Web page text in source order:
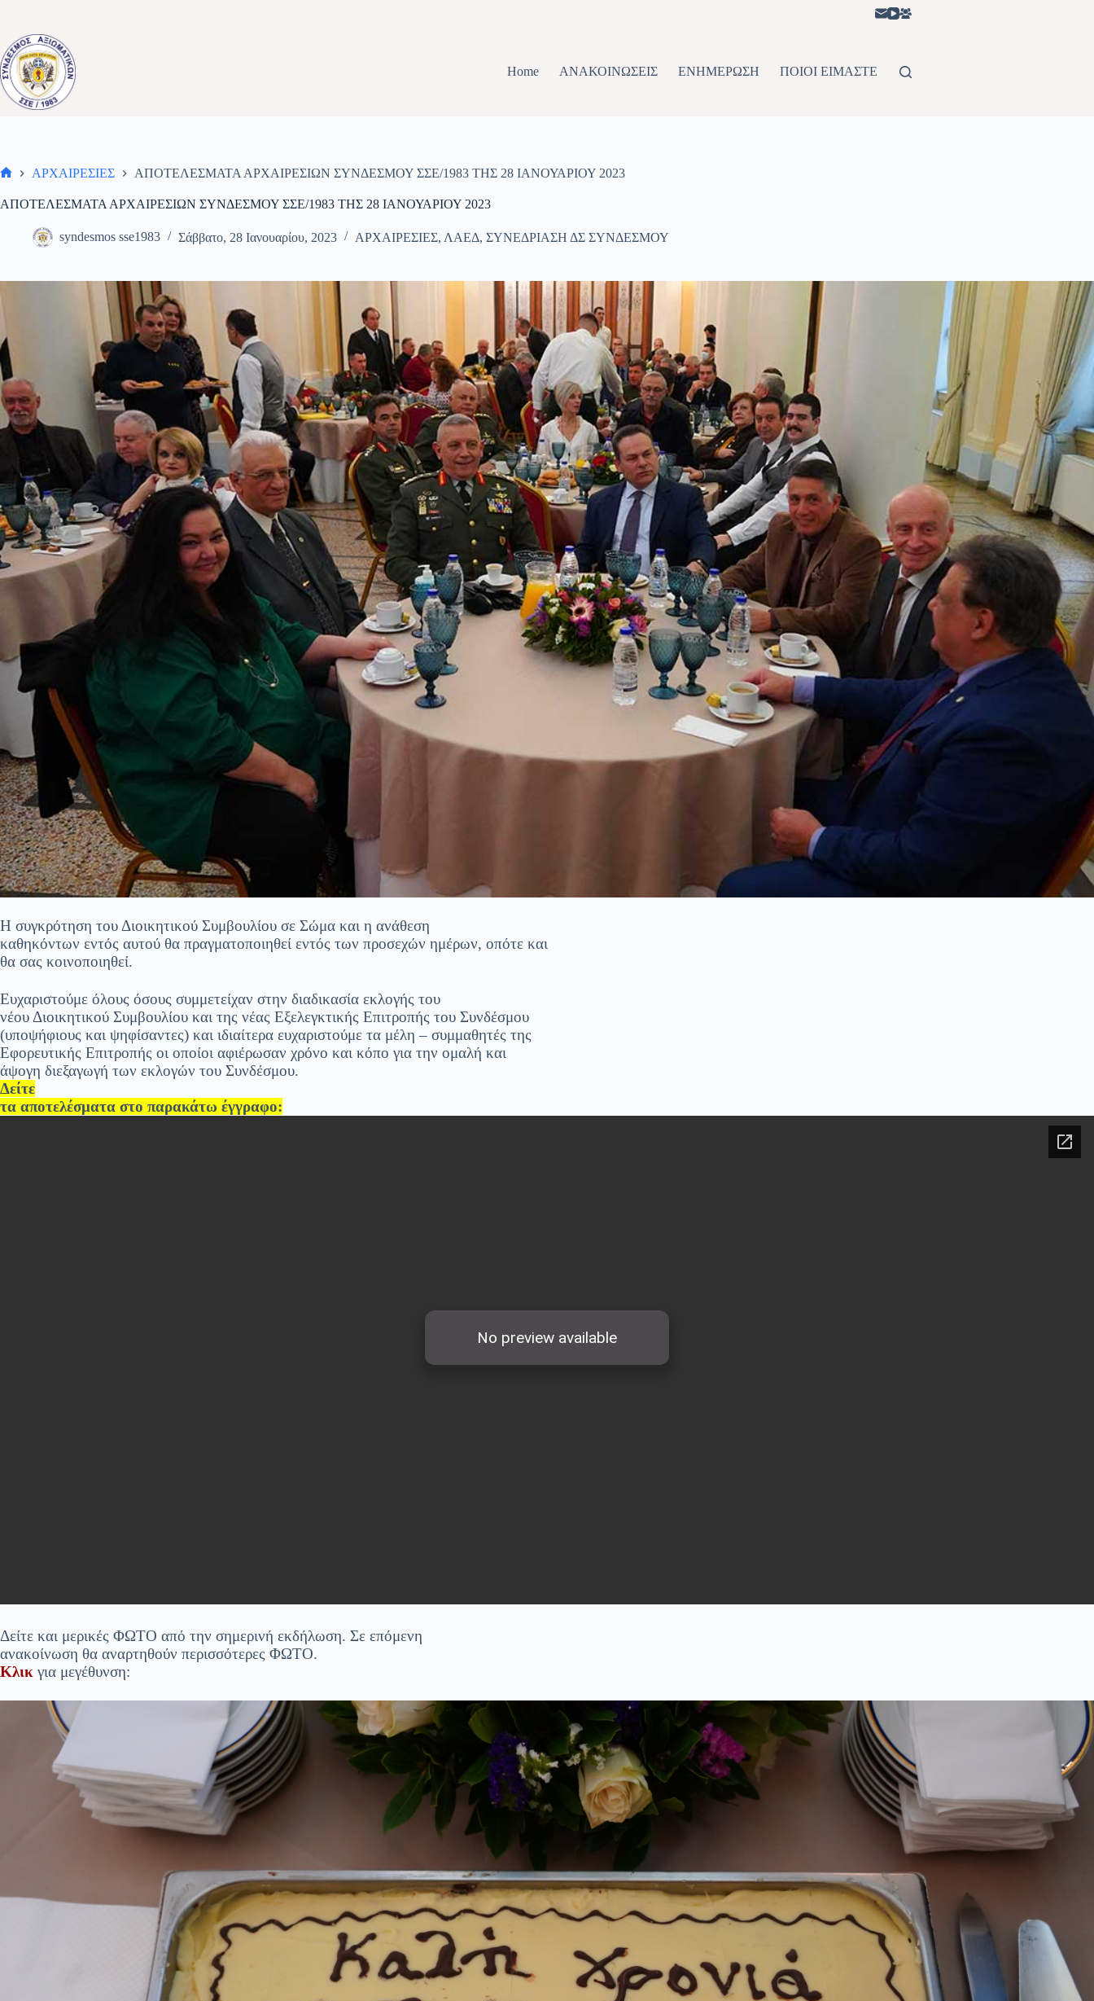
περιεχόμενο
Home ΑΝΑΚΟΙΝΩΣΕΙΣ ΕΝΗΜΕΡΩΣΗ ΠΟΙΟΙ ΕΙΜΑΣΤΕ
σελίδα
ΑΡΧΑΙΡΕΣΙΕΣ ΑΠΟΤΕΛΕΣΜΑΤΑ ΑΡΧΑΙΡΕΣΙΩΝ ΣΥΝΔΕΣΜΟΥ ΣΣΕ/1983 ΤΗΣ 28 ΙΑΝΟΥΑΡΙΟΥ 2023
ΑΠΟΤΕΛΕΣΜΑΤΑ ΑΡΧΑΙΡΕΣΙΩΝ ΣΥΝΔΕΣΜΟΥ ΣΣΕ/1983 ΤΗΣ 28 ΙΑΝΟΥΑΡΙΟΥ 2023
syndesmos sse1983 Σάββατο, 28 Ιανουαρίου, 2023 ΑΡΧΑΙΡΕΣΙΕΣ, ΛΑΕΔ, ΣΥΝΕΔΡΙΑΣΗ ΔΣ ΣΥΝΔΕΣΜΟΥ
Η συγκρότηση του Διοικητικού Συμβουλίου σε Σώμα και η ανάθεση
καθηκόντων εντός αυτού θα πραγματοποιηθεί εντός των προσεχών ημέρων, οπότε και
θα σας κοινοποιηθεί.
Ευχαριστούμε όλους όσους συμμετείχαν στην διαδικασία εκλογής του
νέου Διοικητικού Συμβουλίου και της νέας Εξελεγκτικής Επιτροπής του Συνδέσμου
(υποψήφιους και ψηφίσαντες) και ιδιαίτερα ευχαριστούμε τα μέλη – συμμαθητές της
Εφορευτικής Επιτροπής οι οποίοι αφιέρωσαν χρόνο και κόπο για την ομαλή και
άψογη διεξαγωγή των εκλογών του Συνδέσμου.
Δείτε
τα αποτελέσματα στο παρακάτω έγγραφο:
Δείτε και μερικές ΦΩΤΟ από την σημερινή εκδήλωση. Σε επόμενη
ανακοίνωση θα αναρτηθούν περισσότερες ΦΩΤΟ.
Κλικ για μεγέθυνση: